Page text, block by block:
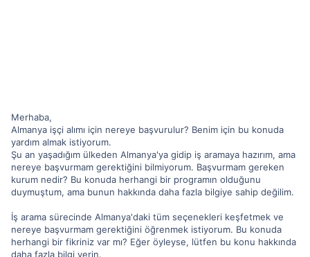
Merhaba,
Almanya işçi alımı için nereye başvurulur? Benim için bu konuda
yardım almak istiyorum.
Şu an yaşadığım ülkeden Almanya'ya gidip iş aramaya hazırım, ama
nereye başvurmam gerektiğini bilmiyorum. Başvurmam gereken
kurum nedir? Bu konuda herhangi bir programın olduğunu
duymuştum, ama bunun hakkında daha fazla bilgiye sahip değilim.
İş arama sürecinde Almanya'daki tüm seçenekleri keşfetmek ve
nereye başvurmam gerektiğini öğrenmek istiyorum. Bu konuda
herhangi bir fikriniz var mı? Eğer öyleyse, lütfen bu konu hakkında
daha fazla bilgi verin.